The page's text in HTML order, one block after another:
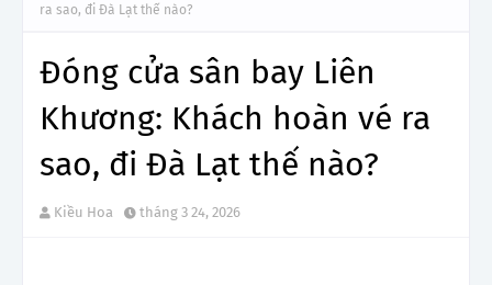
ra sao, đi Đà Lạt thế nào?
Đóng cửa sân bay Liên
Khương: Khách hoàn vé ra
sao, đi Đà Lạt thế nào?
Kiều Hoa tháng 3 24, 2026